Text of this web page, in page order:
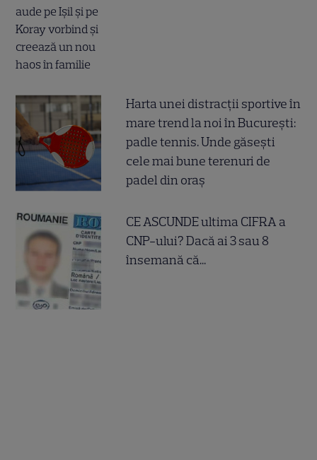
Harta unei distracții sportive în
mare trend la noi în București:
padle tennis. Unde găsești
cele mai bune terenuri de
padel din oraș
CE ASCUNDE ultima CIFRA a
CNP-ului? Dacă ai 3 sau 8
însemană că...